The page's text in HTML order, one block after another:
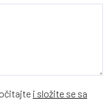
i složite se sa